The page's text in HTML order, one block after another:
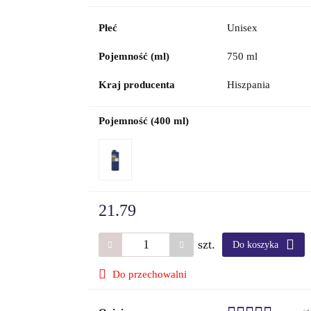
Płeć Unisex
Pojemność (ml) 750 ml
Kraj producenta Hiszpania
Pojemność (400 ml)
21.79
szt. Do koszyka
Do przechowalni